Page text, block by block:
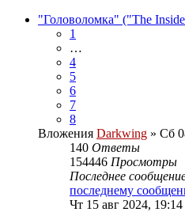
"Головоломка" ("The
1
…
4
5
6
7
8
Вложения Darkwing » Сб
140 Ответы
154446 Просмотры
Последнее
последнему
Чт 15 авг 2024, 19:14